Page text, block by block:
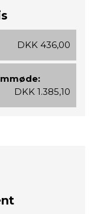
DKK 436,00
DKK 1.385,10